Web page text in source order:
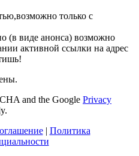
только с
(в виде анонса) возможно
активной ссылки на адрес
and the Google Privacy
| Политика